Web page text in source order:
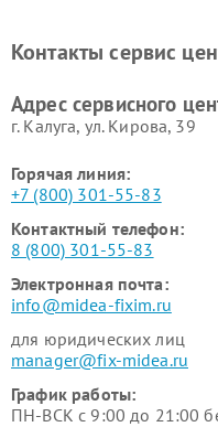
пылесосов Midea
Контакты сервис
Адрес сервисного
г. Калуга, ул. Кирова, 39
Горячая линия:
+7 (800) 301-55-83
Контактный телефон:
8 (800) 301-55-83
Электронная почта:
info@midea-fixim.ru
для юридических лиц
manager@fix-midea.ru
График работы:
ПН-ВСК с 9:00 до 21:00